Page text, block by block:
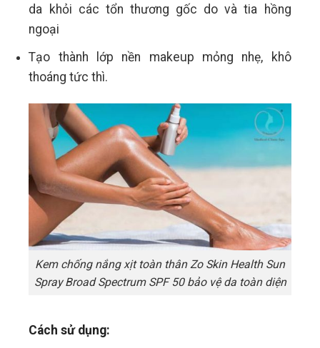
da khỏi các tổn thương gốc do và tia hồng
ngoại
Tạo thành lớp nền makeup mỏng nhẹ, khô
thoáng tức thì.
Kem chống nắng xịt toàn thân Zo Skin Health Sun
Spray Broad Spectrum SPF 50 bảo vệ da toàn diện
Cách sử dụng: